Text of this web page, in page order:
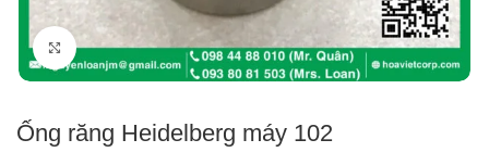
Click to enlarge
Ống răng Heidelberg máy 102